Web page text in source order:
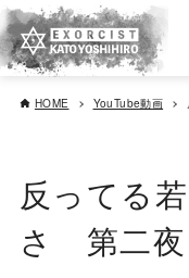
HOME YouTube動画
反ってる
さ 第二夜